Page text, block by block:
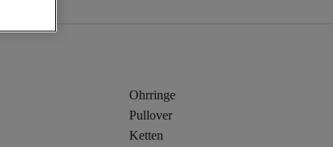
Ohrringe
Pullover
Ketten